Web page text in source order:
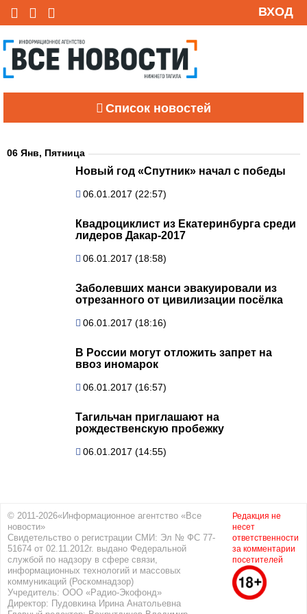
ВХОД
Список новостей
06 Янв, Пятница
Новый год «Спутник» начал с победы
06.01.2017 (22:57)
Квадроциклист из Екатеринбурга среди
лидеров Дакар-2017
06.01.2017 (18:58)
Заболевших манси эвакуировали из
отрезанного от цивилизации посёлка
06.01.2017 (18:16)
В России могут отложить запрет на
ввоз иномарок
06.01.2017 (16:57)
Тагильчан приглашают на
рождественскую пробежку
06.01.2017 (14:55)
© 2011-2026«Информационное агентство «Все
новости»
Свидетельство о регистрации СМИ: Эл № ФС 77-
51674 от 02.11.2012г. выдано Федеральной
службой по надзору в сфере связи,
информационных технологий и массовых
коммуникаций (Роскомнадзор)
Учредитель: ООО «Радио-Экофонд»
Директор: Пудовкина Ирина Анатольевна
Редакция не
несет
ответственности
за комментарии
посетителей